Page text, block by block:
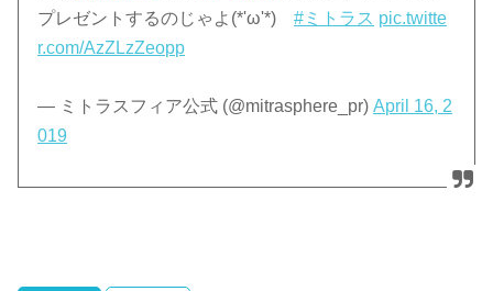
プレゼントするのじゃよ(*'ω'*)#ミトラス pic.twitte
r.com/AzZLzZeopp
— ミトラスフィア公式 (@mitrasphere_pr)April 16, 2
019